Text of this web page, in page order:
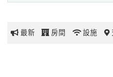
玩 最新 房間 設施